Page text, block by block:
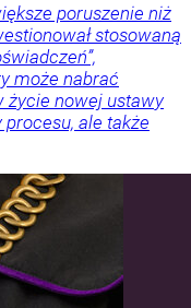
poruszenie niż
stosowaną
może nabrać
życie nowej ustawy
ale także